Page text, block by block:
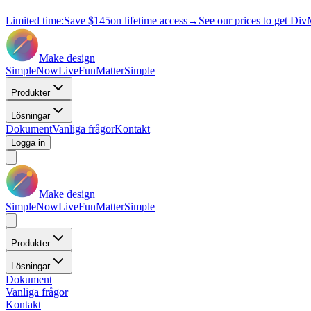
Limited time:Save $145on lifetime access→ See our prices to get
Make design
SimpleNowLiveFunMatterSimple
Produkter
Lösningar
DokumentVanliga frågorKontakt
Logga in
Make design
SimpleNowLiveFunMatterSimple
Produkter
Lösningar
Dokument
Vanliga frågor
Kontakt